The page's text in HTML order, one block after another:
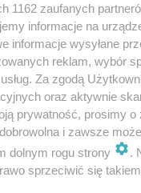
1162 zaufanych
informacje na
informacje wysyłane
reklam, wybór
Za zgodą
oraz aktywnie
prywatność, prosimy o
i zawsze
dolnym rogu strony
.
sprzeciwić się